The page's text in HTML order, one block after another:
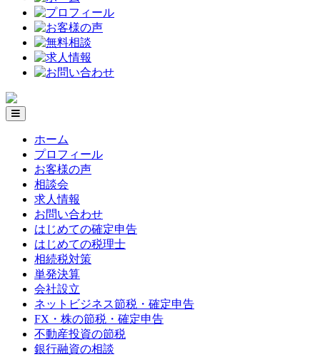
ホーム
プロフィール
お客様の声
相談会
求人情報
お問い合わせ
はじめての確定申告
はじめての税理士
相続税対策
単発決算
会社設立
ネットビジネス節税・確定申告
FX・株の節税・確定申告
不動産投資の節税
銀行融資の相談